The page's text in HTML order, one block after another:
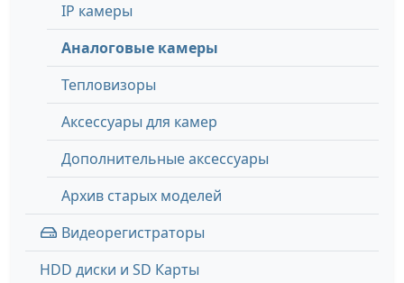
IP камеры
Аналоговые камеры
Тепловизоры
Аксессуары для камер
Дополнительные аксессуары
Архив старых моделей
Видеорегистраторы
HDD диски и SD Карты